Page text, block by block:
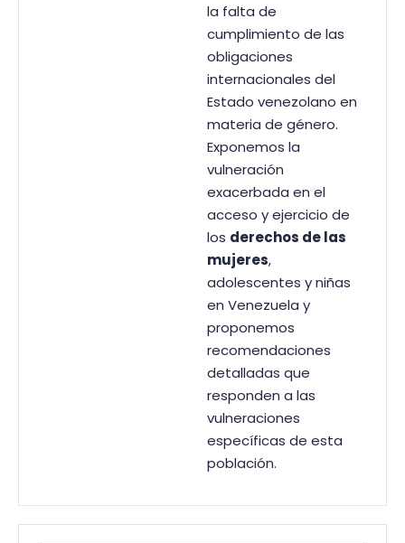
la falta de
cumplimiento de las
obligaciones
internacionales del
Estado venezolano en
materia de género.
Exponemos la
vulneración
exacerbada en el
acceso y ejercicio de
los derechos de las
mujeres,
adolescentes y niñas
en Venezuela y
proponemos
recomendaciones
detalladas que
responden a las
vulneraciones
específicas de esta
población.